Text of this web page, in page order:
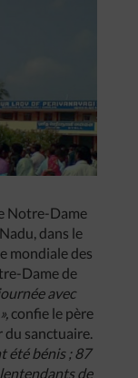
Notre-Dame
dans le
mondiale des
Dame de
avec
confie le père
du sanctuaire.
été bénis ; 87
de